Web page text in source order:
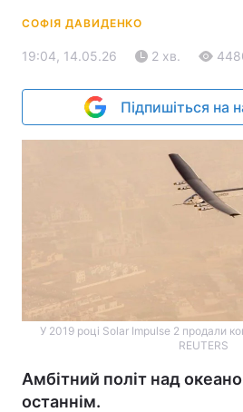
СОФІЯ ДАВИДЕНКО
19:04, 14.05.26 2 хв.
Підпишіться на
У 2019 році Solar Impulse 2 продали
REUTERS
Амбітний політ над
останнім.